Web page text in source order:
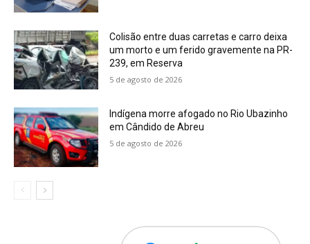
Colisão entre duas carretas e carro deixa
um morto e um ferido gravemente na PR-
239, em Reserva
5 de agosto de 2026
Indígena morre afogado no Rio Ubazinho
em Cândido de Abreu
5 de agosto de 2026